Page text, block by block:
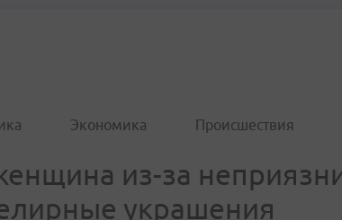
Экономика Происшествия
из-за
украшения